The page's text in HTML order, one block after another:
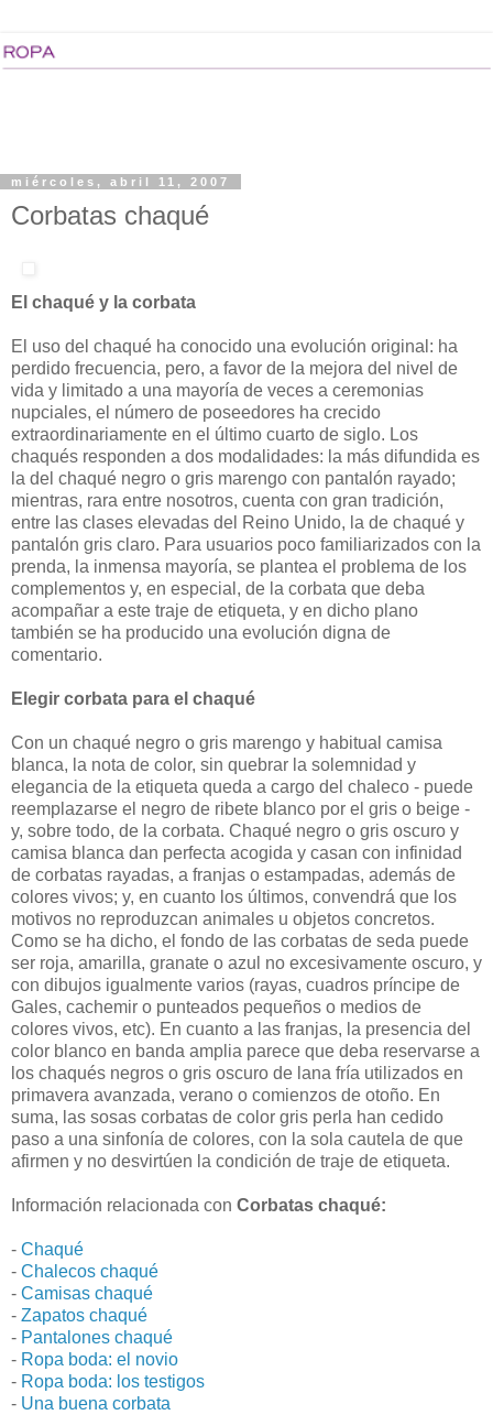
miércoles, abril 11, 2007
Corbatas chaqué
El chaqué y la corbata
El uso del chaqué ha conocido una evolución original: ha
perdido frecuencia, pero, a favor de la mejora del nivel de
vida y limitado a una mayoría de veces a ceremonias
nupciales, el número de poseedores ha crecido
extraordinariamente en el último cuarto de siglo. Los
chaqués responden a dos modalidades: la más difundida es
la del chaqué negro o gris marengo con pantalón rayado;
mientras, rara entre nosotros, cuenta con gran tradición,
entre las clases elevadas del Reino Unido, la de chaqué y
pantalón gris claro. Para usuarios poco familiarizados con la
prenda, la inmensa mayoría, se plantea el problema de los
complementos y, en especial, de la corbata que deba
acompañar a este traje de etiqueta, y en dicho plano
también se ha producido una evolución digna de
comentario.
Elegir corbata para el chaqué
Con un chaqué negro o gris marengo y habitual camisa
blanca, la nota de color, sin quebrar la solemnidad y
elegancia de la etiqueta queda a cargo del chaleco - puede
reemplazarse el negro de ribete blanco por el gris o beige -
y, sobre todo, de la corbata. Chaqué negro o gris oscuro y
camisa blanca dan perfecta acogida y casan con infinidad
de corbatas rayadas, a franjas o estampadas, además de
colores vivos; y, en cuanto los últimos, convendrá que los
motivos no reproduzcan animales u objetos concretos.
Como se ha dicho, el fondo de las corbatas de seda puede
ser roja, amarilla, granate o azul no excesivamente oscuro, y
con dibujos igualmente varios (rayas, cuadros príncipe de
Gales, cachemir o punteados pequeños o medios de
colores vivos, etc). En cuanto a las franjas, la presencia del
color blanco en banda amplia parece que deba reservarse a
los chaqués negros o gris oscuro de lana fría utilizados en
primavera avanzada, verano o comienzos de otoño. En
suma, las sosas corbatas de color gris perla han cedido
paso a una sinfonía de colores, con la sola cautela de que
afirmen y no desvirtúen la condición de traje de etiqueta.
Información relacionada con Corbatas chaqué:
- Chaqué
- Chalecos chaqué
- Camisas chaqué
- Zapatos chaqué
- Pantalones chaqué
- Ropa boda: el novio
- Ropa boda: los testigos
- Una buena corbata